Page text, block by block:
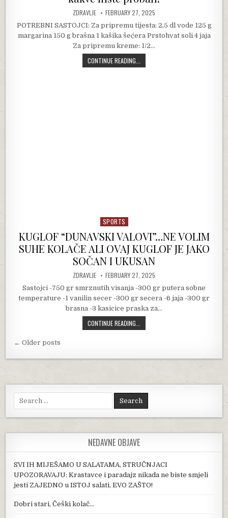
AUTHOR:
ZDRAVLJE PUBLISHED DATE:
FEBRUARY 27, 2025
POTREBNI SASTOJCI: Za pripremu tijesta: 2,5 dl vode 125 g
margarina 150 g brašna 1 kašika šećera Prstohvat soli 4 jaja
Za pripremu kreme: 1/2…
CONTINUE READING...
Posted in
SPORTS
KUGLOF “DUNAVSKI VALOVI”…NE VOLIM
SUHE KOLAČE ALI OVAJ KUGLOF JE JAKO
SOČAN I UKUSAN
AUTHOR:
ZDRAVLJE PUBLISHED DATE:
FEBRUARY 27, 2025
Sastojci -750 gr smrznutih visanja -300 gr putera sobne
temperature -1 vanilin secer -300 gr secera -6 jaja -300 gr
brasna -3 kasicice praska za…
CONTINUE READING...
Posts navigation
← Older posts
Search for:
NEDAVNE OBJAVE
SVI IH MIJEŠAMO U SALATAMA, STRUČNJACI
UPOZORAVAJU: Krastavce i paradajz nikada ne biste smjeli
jesti ZAJEDNO u ISTOJ salati, EVO ZAŠTO!
Dobri stari, Češki kolač…